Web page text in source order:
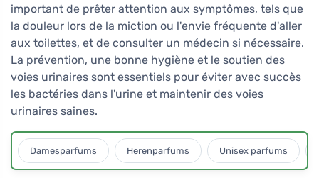
important de prêter attention aux symptômes, tels que
la douleur lors de la miction ou l'envie fréquente d'aller
aux toilettes, et de consulter un médecin si nécessaire.
La prévention, une bonne hygiène et le soutien des
voies urinaires sont essentiels pour éviter avec succès
les bactéries dans l'urine et maintenir des voies
urinaires saines.
Damesparfums Herenparfums Unisex parfums